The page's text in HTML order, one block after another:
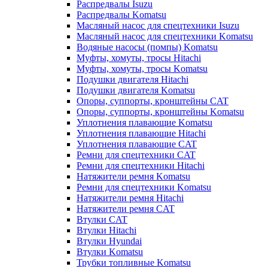
Распредвалы Isuzu
Распредвалы Komatsu
Масляный насос для спецтехники Isuzu
Масляный насос для спецтехники Komatsu
Водяные насосы (помпы) Komatsu
Муфты, хомуты, тросы Hitachi
Муфты, хомуты, тросы Komatsu
Подушки двигателя Hitachi
Подушки двигателя Komatsu
Опоры, суппорты, кронштейны CAT
Опоры, суппорты, кронштейны Komatsu
Уплотнения плавающие Komatsu
Уплотнения плавающие Hitachi
Уплотнения плавающие CAT
Ремни для спецтехники CAT
Ремни для спецтехники Hitachi
Натяжители ремня Komatsu
Ремни для спецтехники Komatsu
Натяжители ремня Hitachi
Натяжители ремня CAT
Втулки CAT
Втулки Hitachi
Втулки Hyundai
Втулки Komatsu
Трубки топливные Komatsu